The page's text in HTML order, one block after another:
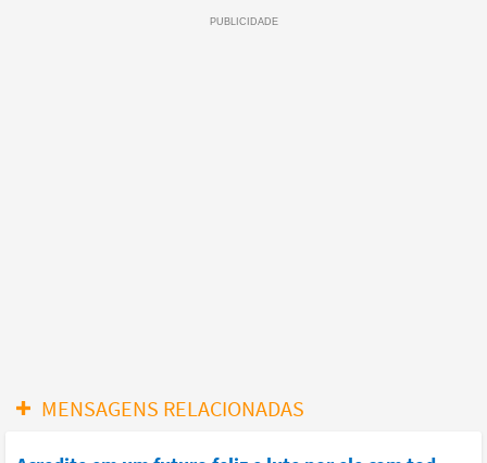
MENSAGENS RELACIONADAS